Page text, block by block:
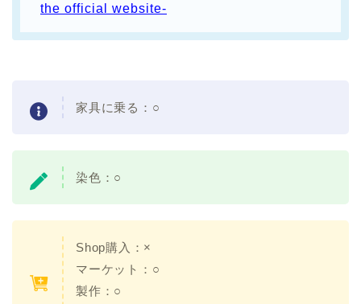
the official website-
家具に乗る：○
染色：○
Shop購入：×
マーケット：○
製作：○